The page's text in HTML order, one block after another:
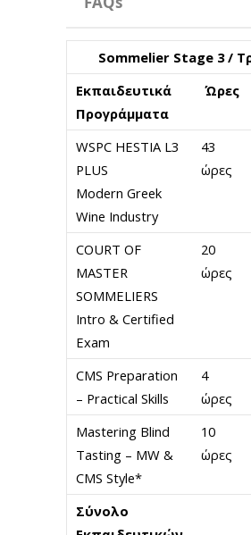
Sommelier Stage 3 /
Εκπαιδευτικά
Προγράμματα
Ώρες
WSPC HESTIA L3
PLUS
Modern Greek
Wine Industry
43
ώρες
COURT OF
MASTER
SOMMELIERS
Intro & Certified
Exam
20
ώρες
CMS Preparation
– Practical Skills
4
ώρες
Mastering Blind
Tasting – MW &
CMS Style*
10
ώρες
Σύνολο